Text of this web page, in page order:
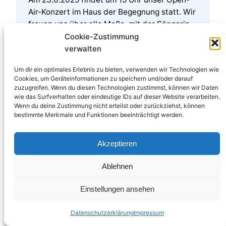
Cookie-Zustimmung
verwalten
Um dir ein optimales Erlebnis zu bieten, verwenden wir Technologien wie
Cookies, um Geräteinformationen zu speichern und/oder darauf
zuzugreifen. Wenn du diesen Technologien zustimmst, können wir Daten
wie das Surfverhalten oder eindeutige IDs auf dieser Website verarbeiten.
Wenn du deine Zustimmung nicht erteilst oder zurückziehst, können
bestimmte Merkmale und Funktionen beeinträchtigt werden.
Akzeptieren
Ablehnen
Einstellungen ansehen
DatenschutzerklärungImpressum
Air-Konzert im Haus der Begegnung statt. Wir
freuen uns über alle Maße, mit der Sängerin
und Pianistin Lena Kochendörfer musizieren
zu dürfen. Der Eintritt ist frei.
Ort: Haus Eifgen
Brasshoppers Big Band Impressum
Datenschutzerklärung